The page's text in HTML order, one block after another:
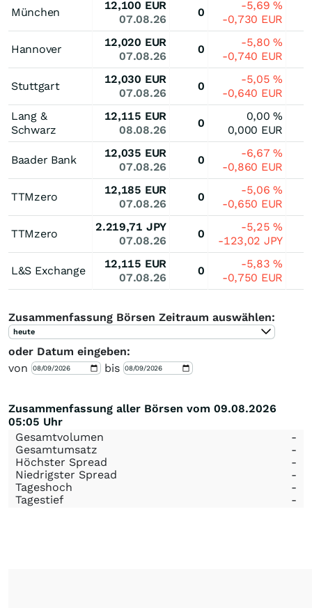
München
12,100 EUR
07.08.26
0
-5,69%
-0,730 EUR
Hannover
12,020 EUR
07.08.26
0
-5,80%
-0,740 EUR
Stuttgart
12,030 EUR
07.08.26
0
-5,05%
-0,640 EUR
Lang &
Schwarz
12,115 EUR
08.08.26
0
0,00%
0,000 EUR
Baader Bank
12,035 EUR
07.08.26
0
-6,67%
-0,860 EUR
TTMzero
12,185 EUR
07.08.26
0
-5,06%
-0,650 EUR
TTMzero
2.219,71 JPY
07.08.26
0
-5,25%
-123,02 JPY
L&S Exchange
12,115 EUR
07.08.26
0
-5,83%
-0,750 EUR
Zusammenfassung Börsen Zeitraum auswählen:
heute
oder Datum eingeben:
von
bis
Zusammenfassung aller Börsen vom 09.08.2026
05:05 Uhr
Gesamtvolumen
-
Gesamtumsatz
-
Höchster Spread
-
Niedrigster Spread
-
Tageshoch
-
Tagestief
-